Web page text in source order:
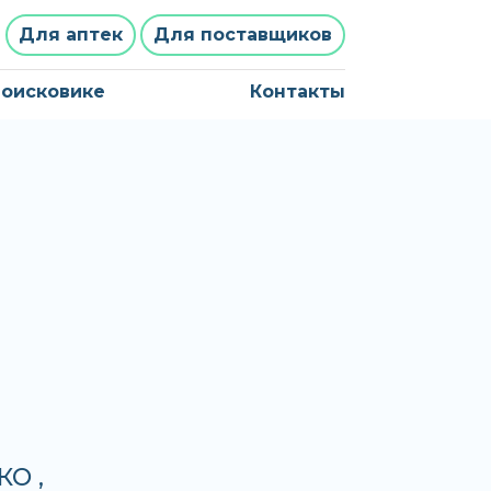
Для аптек Для поставщиков
Контакты
,